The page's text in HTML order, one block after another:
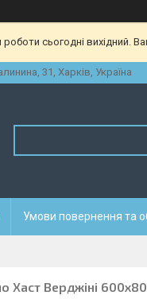
сьогодні вихідний.
31, Харків, Україна
Умови повернення та
Хаст Верджіні